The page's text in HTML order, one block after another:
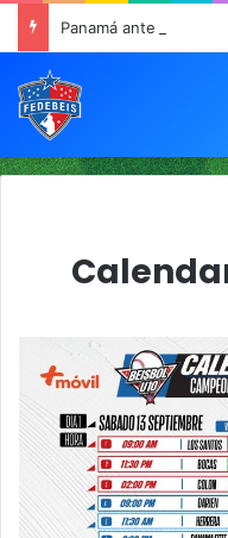
Panamá ante Cuba en